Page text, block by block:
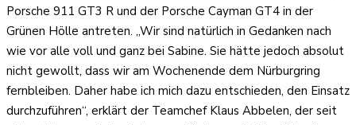
Porsche 911 GT3 R und der Porsche Cayman GT4 in der
Grünen Hölle antreten. „Wir sind natürlich in Gedanken nach
wie vor alle voll und ganz bei Sabine. Sie hätte jedoch absolut
nicht gewollt, dass wir am Wochenende dem Nürburgring
fernbleiben. Daher habe ich mich dazu entschieden, den Einsatz
durchzuführen“, erklärt der Teamchef Klaus Abbelen, der seit